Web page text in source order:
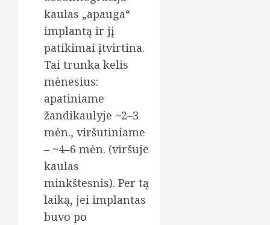
kaulas „apauga“
implantą ir jį
patikimai įtvirtina.
Tai trunka kelis
mėnesius:
apatiniame
žandikaulyje ~2–3
mėn., viršutiniame
– ~4–6 mėn. (viršuje
kaulas
minkštesnis). Per tą
laiką, jei implantas
buvo po